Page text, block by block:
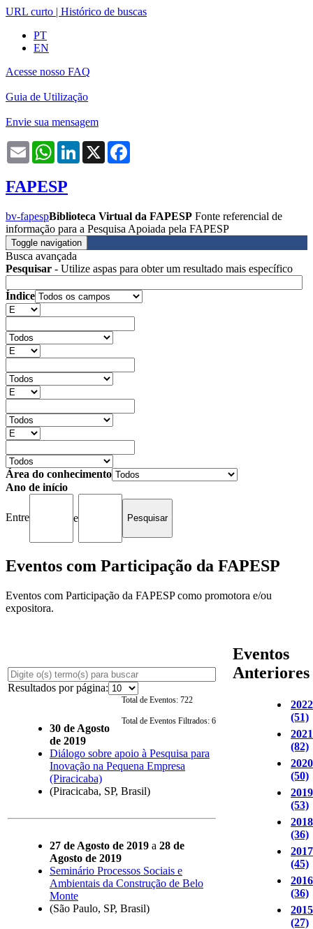
URL curto | Histórico de buscas
PT
EN
Acesse nosso FAQ
Guia de Utilização
Envie sua mensagem
Email WhatsAppLinkedIn
X
FAPESP
bv-fapespBiblioteca Virtual da FAPESP Fonte referencial de
informação para a Pesquisa Apoiada pela FAPESP
Toggle navigation
Busca avançada
Pesquisar - Utilize aspas para obter um resultado mais específico
Índice
Área do conhecimento
Ano de início
Entre e
Eventos com Participação da FAPESP
Eventos com Participação da FAPESP como promotora e/ou
expositora.
Resultados por página:
Total de Eventos: 722
Total de Eventos Filtrados: 6
30 de Agosto
de 2019
Diálogo sobre apoio à Pesquisa para
Inovação na Pequena Empresa
(Piracicaba)
(Piracicaba, SP, Brasil)
27 de Agosto de 2019 a 28 de
Agosto de 2019
Seminário Processos Sociais e
Ambientais da Construção de Belo
Monte
(São Paulo, SP, Brasil)
Eventos
Anteriores
2022
(51)
2021
(82)
2020
(50)
2019
(53)
2018
(36)
2017
(45)
2016
(36)
2015
(27)